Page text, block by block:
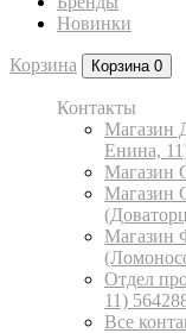
Новинки
Корзина Корзина 0
Контакты
Магазин
Енина,
Магазин
Магазин
Магазин
Отдел
11)
Все